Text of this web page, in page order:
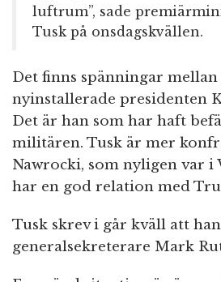
luftrum”, sade
Tusk på onsdagskvällen.
Det finns spänningar
nyinstallerade presidenten
Det är han som har haft
militären. Tusk är mer
Nawrocki, som nyligen var i
har en god relation med
Tusk skrev i går kväll att
generalsekreterare Mark